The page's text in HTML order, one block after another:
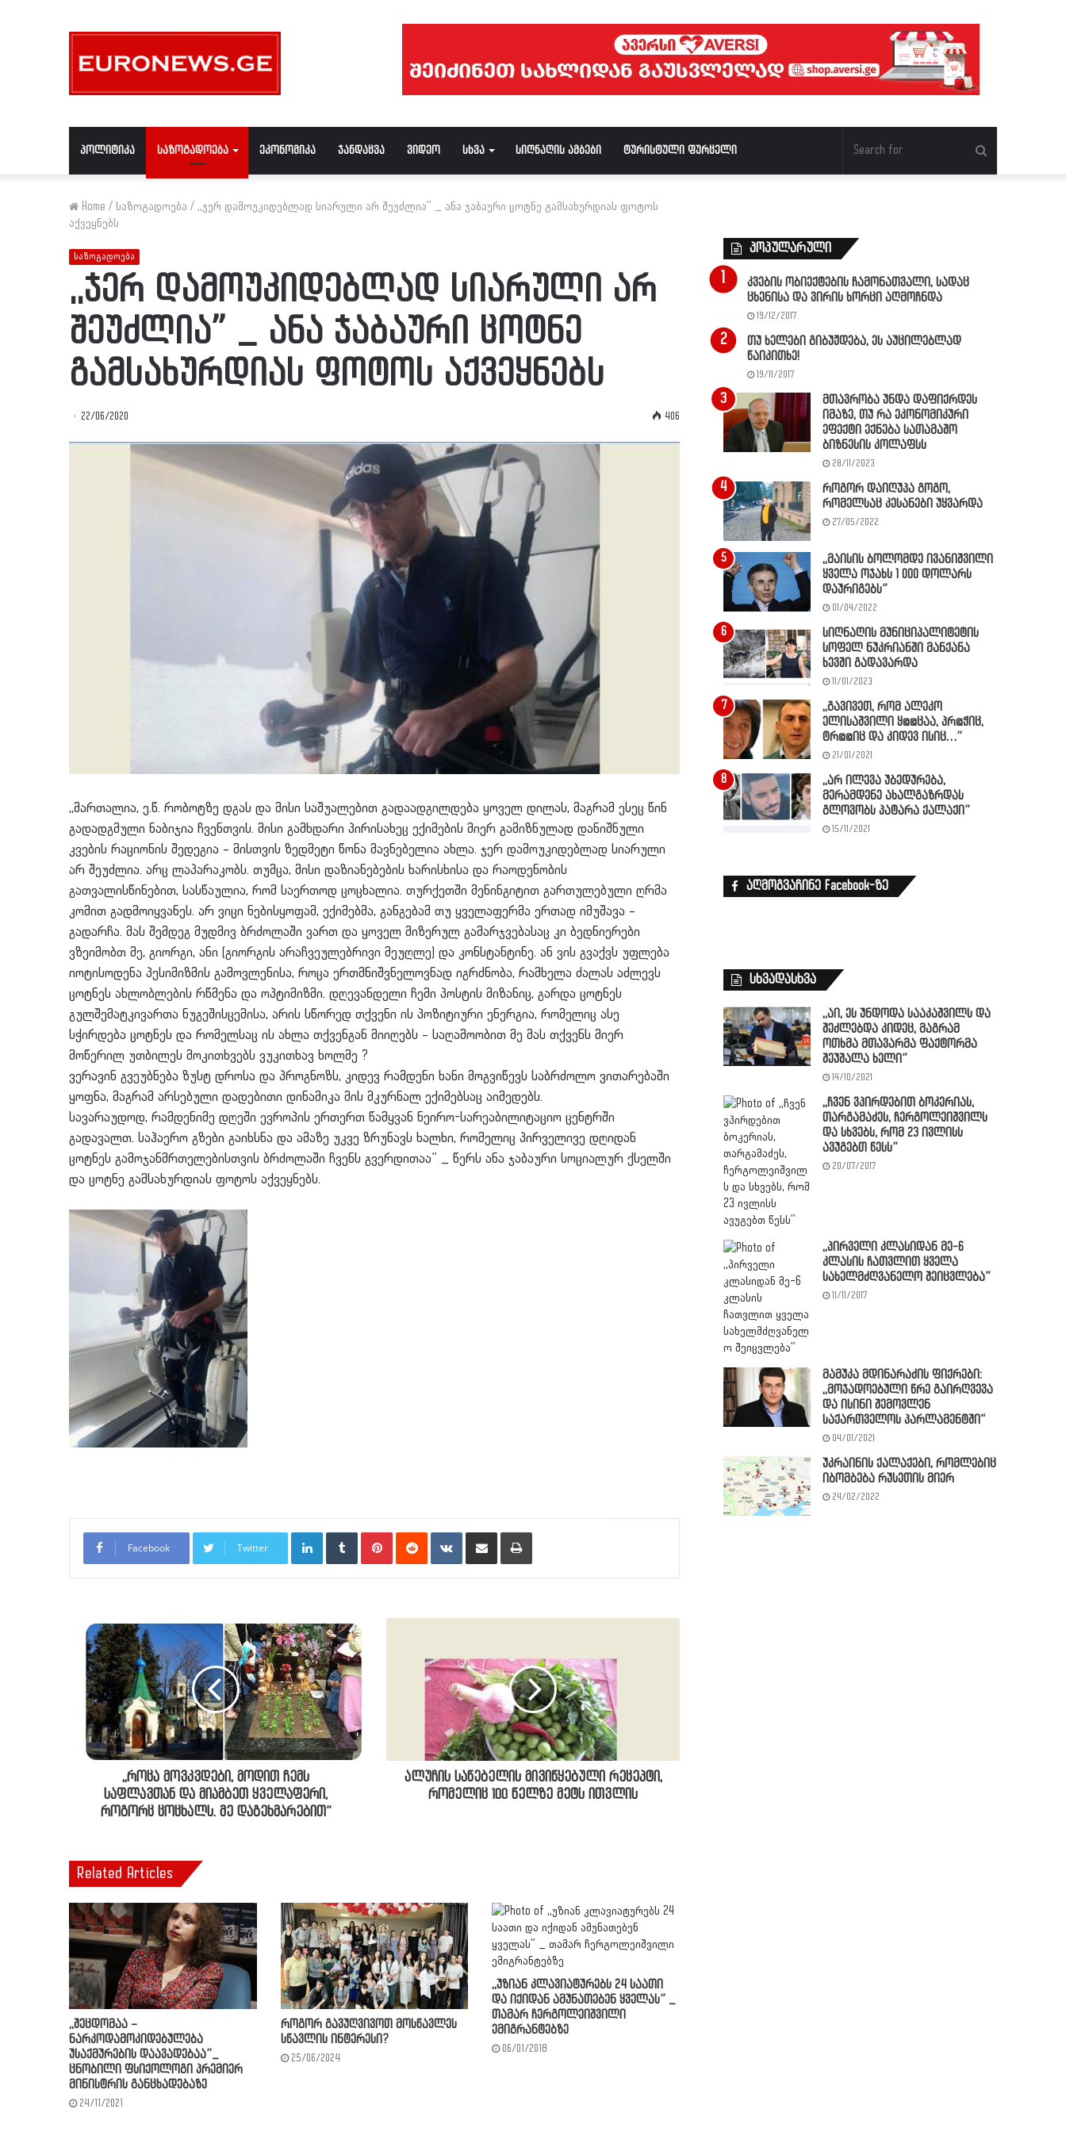
პოლიტიკა საზოგადოება ეკონომიკა ჯანდაცვა ვიდეო სხვა სიღნაღის ამბები ტურისტული ფურცელი
Home / საზოგადოება / ,,ჯერ დამოუკიდებლად სიარული არ შეუძლია” _ ანა ჯაბაური ცოტნე გამსახურდიას ფოტოს
აქვეყნებს
საზოგადოება
,,ჯერ დამოუკიდებლად სიარული არ
შეუძლია” _ ანა ჯაბაური ცოტნე
გამსახურდიას ფოტოს აქვეყნებს
22/06/2020 406
,,მართალია, ე.წ. რობოტზე დგას და მისი საშუალებით გადაადგილდება ყოველ დილას, მაგრამ ესეც წინ
გადადგმული ნაბიჯია ჩვენთვის. მისი გამხდარი პირისახეც ექიმების მიერ გამიზნულად დანიშნული
კვების რაციონის შედეგია – მისთვის ზედმეტი წონა მავნებელია ახლა. ჯერ დამოუკიდებლად სიარული
არ შეუძლია. არც ლაპარაკობს. თუმცა, მისი დაზიანებების ხარისხისა და რაოდენობის
გათვალისწინებით, სასწაულია, რომ საერთოდ ცოცხალია. თურქეთში მენინგიტით გართულებული ღრმა
კომით გადმოიყვანეს. არ ვიცი ნებისყოფამ, ექიმებმა, განგებამ თუ ყველაფერმა ერთად იმუშავა –
გადარჩა. მას შემდეგ მუდმივ ბრძოლაში ვართ და ყოველ მიზერულ გამარჯვებასაც კი ბედნიერები
ვზეიმობთ მე, გიორგი, ანი (გიორგის არაჩვეულებრივი მეუღლე) და კონსტანტინე. ან ვის გვაქვს უფლება
იოტისოდენა პესიმიზმის გამოვლენისა, როცა ერთმნიშვნელოვნად იგრძნობა, რამხელა ძალას აძლევს
ცოტნეს ახლობლების რწმენა და ოპტიმიზმი. დღევანდელი ჩემი პოსტის მიზანიც, გარდა ცოტნეს
გულშემატკივართა ნუგეშისცემისა, არის სწორედ თქვენი ის პოზიტიური ენერგია, რომელიც ასე
სჭირდება ცოტნეს და რომელსაც ის ახლა თქვენგან მიიღებს – საღამოობით მე მას თქვენს მიერ
მოწერილ უთბილეს მოკითხვებს ვუკითხავ ხოლმე ?
ვერავინ გვეუბნება ზუსტ დროსა და პროგნოზს, კიდევ რამდენი ხანი მოგვიწევს საბრძოლო ვითარებაში
ყოფნა, მაგრამ არსებული დადებითი დინამიკა მის მკურნალ ექიმებსაც აიმედებს.
სავარაუდოდ, რამდენიმე დღეში ევროპის ერთერთ წამყვან ნეირო-სარეაბილიტაციო ცენტრში
გადავალთ. საჰაერო გზები გაიხსნა და ამაზე უკვე ზრუნავს ხალხი, რომელიც პირველივე დღიდან
ცოტნეს გამოჯანმრთელებისთვის ბრძოლაში ჩვენს გვერდითაა” _ წერს ანა ჯაბაური სოციალურ ქსელში
და ცოტნე გამსახურდიას ფოტოს აქვეყნებს.
Facebook Twitter
LinkedInTumblr PinterestReddit VKontakteShare via Email Print
,,როცა მოვკვდები, მოდით ჩემს
საფლავთან და მიამბეთ ყველაფერი,
როგორც ცოცხალს. მე დაგეხმარებით”
ალუჩის საწებელის მივიწყებული რეცეპტი,
რომელიც 100 წელზე მეტს ითვლის
Related Articles
,,შეცდომაა –
ნარკოდამოკიდებულება
უსაქმურების დაავადებაა”_
ცნობილი ფსიქოლოგი პრემიერ
მინისტრის განცხადებაზე
24/11/2021
როგორ გავუღვივოთ მოსწავლეს
სწავლის ინტერესი?
25/06/2024
,,უზიან კლავიატურებს 24 საათი
და იქიდან ამუნათებენ ყველას” _
თამარ ჩერგოლეიშვილი
ემიგრანტებზე
06/01/2018
პოპულარული
კვების ობიექტების ჩამონათვალი, სადაც
ცხენისა და ვირის ხორცი აღმოჩნდა
19/12/2017
თუ ხელები გიბუჟდება, ეს აუცილებლად
წაიკითხე!
19/11/2017
მთავრობა უნდა დაფიქრდეს
იმაზე, თუ რა ეკონომიკური
ეფექტი ექნება სათამაშო
ბიზნესის კოლაფსს
28/11/2023
როგორ დაიღუპა გოგო,
რომელსაც კესანები უყვარდა
27/05/2022
,,მაისის ბოლომდე ივანიშვილი
ყველა ოჯახს 1 000 დოლარს
დაურიგებს”
01/04/2022
სიღნაღის მუნიციპალიტეტის
სოფელ ნუკრიანში მანქანა
ხევში გადავარდა
11/01/2023
,,გავივეთ, რომ ალეკო
ელისაშვილი ყ@@ცაა, პრ@ჭიც,
ტრ@@იც და კიდევ ისიც…”
21/01/2021
,,არ ილევა უბედურება,
მერამდენე ახალგაზრდას
გლოვობს პატარა ქალაქი”
15/11/2021
აღმოგვაჩინე Facebook-ზე
სხვადასხვა
,,აი, ეს უნდოდა სააკაშვილს და
შეძლებდა კიდეც, მაგრამ
ოთხმა მთავარმა ფაქტორმა
შეუშალა ხელი”
14/10/2021
,,ჩვენ ვპირდებით ბოკერიას,
თარგამაძეს, ჩერგოლეიშვილს
და სხვებს, რომ 23 ივლისს
ავუგებთ წესს”
20/07/2017
,,პირველი კლასიდან მე-6
კლასის ჩათვლით ყველა
სახელმძღვანელო შეიცვლება”
11/11/2017
მამუკა მდინარაძის ფიქრები:
,,მოჯადოებული წრე გაირღვევა
და ისინი შემოვლენ
საქართველოს პარლამენტში“
04/01/2021
უკრაინის ქალაქები, რომლებიც
იბომბება რუსეთის მიერ
24/02/2022